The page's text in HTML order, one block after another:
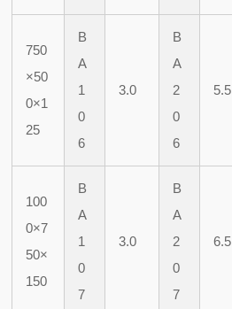
750
×50
0×1
25
B
A
1
0
6
3.0
B
A
2
0
6
5.5
100
0×7
50×
150
B
A
1
0
7
3.0
B
A
2
0
7
6.5